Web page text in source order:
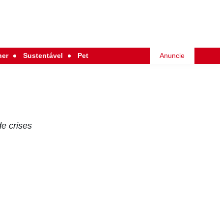
Sustentável Pet Anuncie
crises